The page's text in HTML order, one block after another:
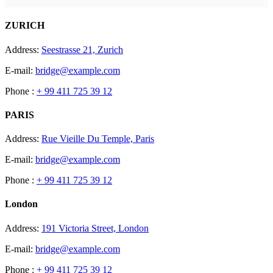
ZURICH
Address: Seestrasse 21, Zurich
E-mail: bridge@example.com
Phone : + 99 411 725 39 12
PARIS
Address: Rue Vieille Du Temple, Paris
E-mail: bridge@example.com
Phone : + 99 411 725 39 12
London
Address: 191 Victoria Street, London
E-mail: bridge@example.com
Phone : + 99 411 725 39 12